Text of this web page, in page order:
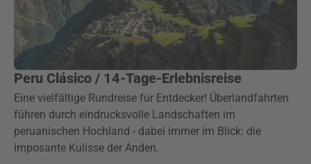
Peru Clásico / 14-Tage-Erlebnisreise
Eine vielfältige Rundreise für Entdecker! Überlandfahrten
führen durch eindrucksvolle Landschaften im
peruanischen Hochland - dabei immer im Blick: die
imposante Kulisse der Anden.